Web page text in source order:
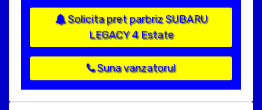
Solicita pret parbriz SUBARU
LEGACY 4 Estate
Suna vanzatorul